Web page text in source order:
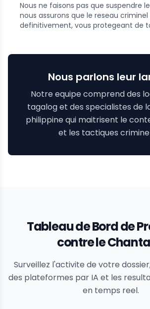
Nous ne faisons pas que suspendre
nous assurons que le reseau criminel
definitivement, vous protegeant de
Nous parlons leur
Notre equipe comprend des
tagalog et des specialistes de
philippine qui maitrisent le
et les tactiques
Tableau de Bord de
contre le
Surveillez l'activite de votre
des plateformes par IA et les
en temps reel.